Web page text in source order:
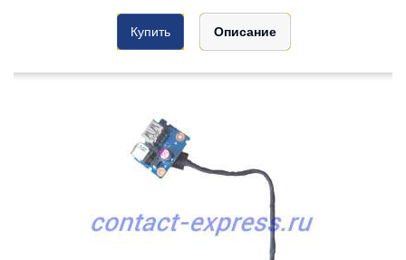
Купить Описание